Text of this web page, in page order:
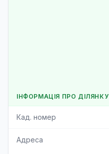
ІНФОРМАЦІЯ ПРО ДІЛЯНКУ
Кад. номер
Адреса